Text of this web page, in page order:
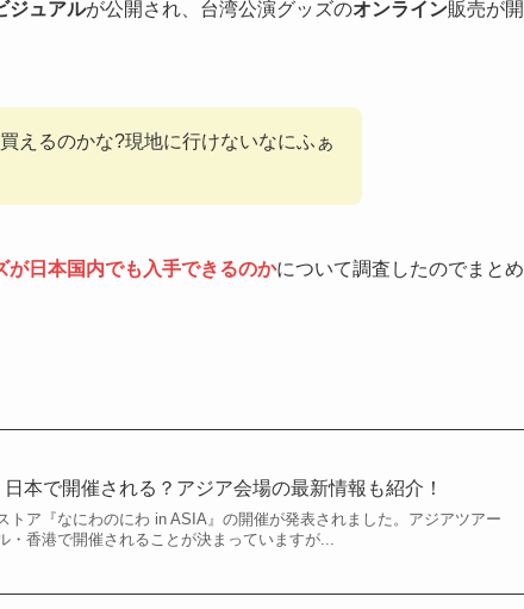
ジュアルが公開され、台湾公演グッズのオンライン販売が開
えるのかな?現地に行けないなにふぁ
が日本国内でも入手できるのかについて調査したのでまとめ
本で開催される？アジア会場の最新情報も紹介！
トア『なにわのにわ in ASIA』の開催が発表されました。アジアツアー
・香港で開催されることが決まっていますが...